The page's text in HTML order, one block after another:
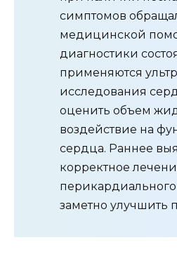
симптомов
медицинской
диагностики
применяются
исследования
оценить объем
воздействие на
сердца. Раннее
корректное
перикардиального
заметно улучшить